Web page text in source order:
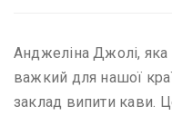
Анджеліна Джолі, яка
важкий для нашої
заклад випити кави.